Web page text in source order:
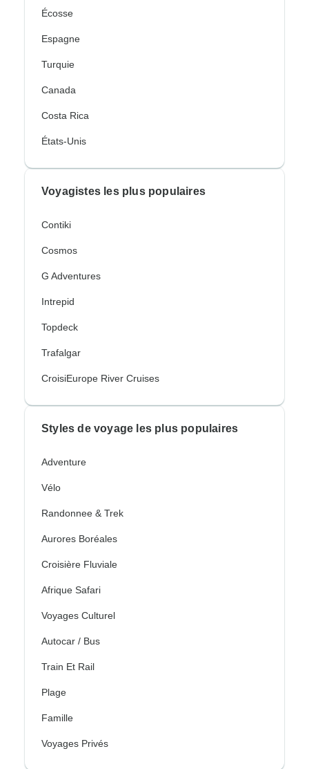
Écosse
Espagne
Turquie
Canada
Costa Rica
États-Unis
Voyagistes les plus populaires
Contiki
Cosmos
G Adventures
Intrepid
Topdeck
Trafalgar
CroisiEurope River Cruises
Styles de voyage les plus populaires
Adventure
Vélo
Randonnee & Trek
Aurores Boréales
Croisière Fluviale
Afrique Safari
Voyages Culturel
Autocar / Bus
Train Et Rail
Plage
Famille
Voyages Privés